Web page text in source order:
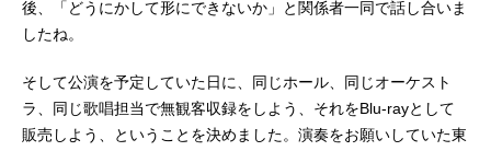
後、「どうにかして形にできないか」と関係者一同で話し合いま
したね。
そして公演を予定していた日に、同じホール、同じオーケスト
ラ、同じ歌唱担当で無観客収録をしよう、それをBlu-rayとして
販売しよう、ということを決めました。演奏をお願いしていた東